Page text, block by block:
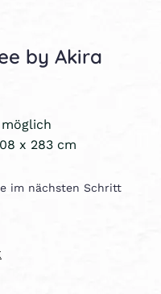
by Akira
x 283 cm
im nächsten Schritt